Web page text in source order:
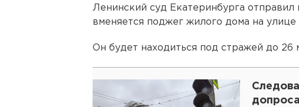
Ленинский суд Екатеринбурга
вменяется поджег жилого дома на улице
Он будет находиться под стражей до 26